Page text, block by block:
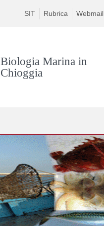
SIT Rubrica Webmail
Biologia Marina in
Chioggia